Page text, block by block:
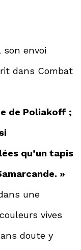
son envoi
dans Combat
de Poliakoff ;
qu’un tapis
»
une
vives
doute y